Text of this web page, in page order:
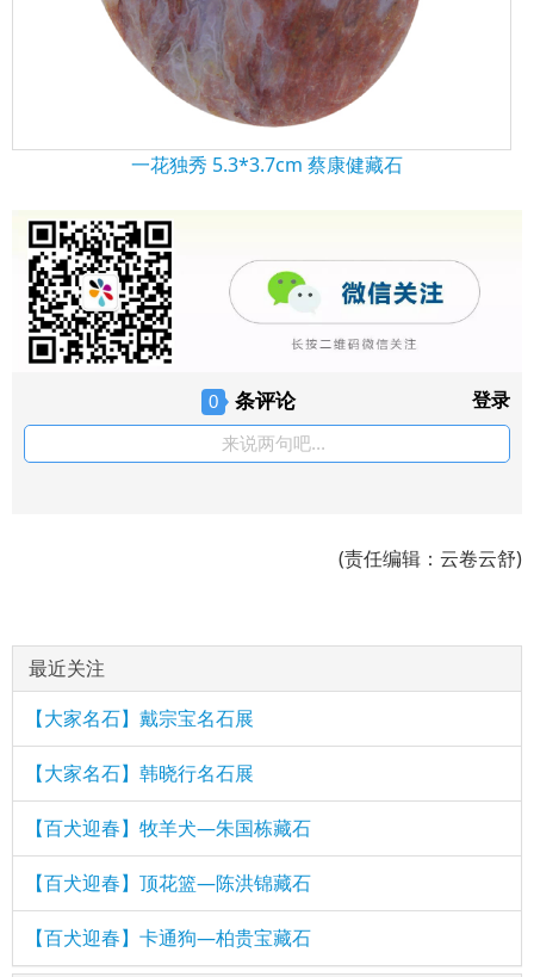
一花独秀 5.3*3.7cm 蔡康健藏石
0 条评论 登录
来说两句吧...
(责任编辑：云卷云舒)
最近关注
【大家名石】戴宗宝名石展
【大家名石】韩晓行名石展
【百犬迎春】牧羊犬—朱国栋藏石
【百犬迎春】顶花篮—陈洪锦藏石
【百犬迎春】卡通狗—柏贵宝藏石